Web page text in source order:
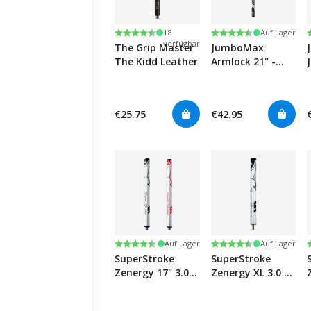
Bewertung:
4.5 von 5 Sternen
18
verfügbar
The Grip Master
The Kidd Leather
€25.75
Bewertung:
4.7 von 5 Sternen
Auf Lager
JumboMax
Armlock 21" -
€42.95
Bewertung:
4.7 von 5 Sternen
Auf Lager
SuperStroke
Zenergy 17" 3.0
Bewertung:
4.7 von 5 Sternen
Auf Lager
SuperStroke
Zenergy XL 3.0 -